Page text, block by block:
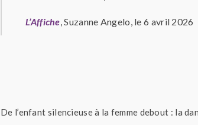
L’Affiche, Suzanne Angelo, le 6 avril 2026
De l’enfant silencieuse à la femme debout : la